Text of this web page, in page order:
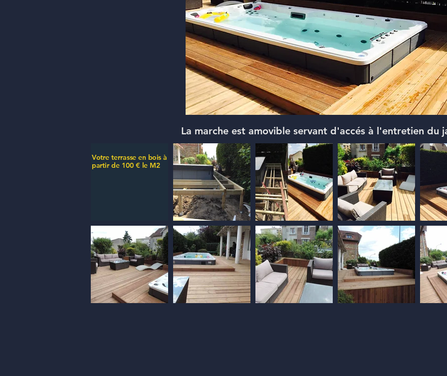
La marche est amovible servant d'accés à l'entretien du
Votre terrasse en bois à
partir de 100 € le M2